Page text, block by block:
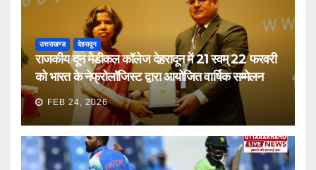
उत्तराखण्ड देहरादून
राजकीय दून मेडीकल कॉलेज देहरादून में 21 स्वम् 22 फरवरी
को भारत के नेफ्रोलॉजिस्ट द्वारा आयोजित वार्षिक सम्मेलन
FEB 24, 2026